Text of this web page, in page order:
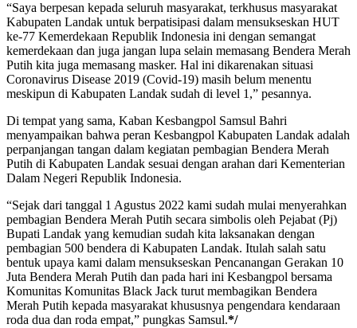
“Saya berpesan kepada seluruh masyarakat, terkhusus masyarakat
Kabupaten Landak untuk berpatisipasi dalam mensukseskan HUT
ke-77 Kemerdekaan Republik Indonesia ini dengan semangat
kemerdekaan dan juga jangan lupa selain memasang Bendera Merah
Putih kita juga memasang masker. Hal ini dikarenakan situasi
Coronavirus Disease 2019 (Covid-19) masih belum menentu
meskipun di Kabupaten Landak sudah di level 1,” pesannya.
Di tempat yang sama, Kaban Kesbangpol Samsul Bahri
menyampaikan bahwa peran Kesbangpol Kabupaten Landak adalah
perpanjangan tangan dalam kegiatan pembagian Bendera Merah
Putih di Kabupaten Landak sesuai dengan arahan dari Kementerian
Dalam Negeri Republik Indonesia.
“Sejak dari tanggal 1 Agustus 2022 kami sudah mulai menyerahkan
pembagian Bendera Merah Putih secara simbolis oleh Pejabat (Pj)
Bupati Landak yang kemudian sudah kita laksanakan dengan
pembagian 500 bendera di Kabupaten Landak. Itulah salah satu
bentuk upaya kami dalam mensukseskan Pencanangan Gerakan 10
Juta Bendera Merah Putih dan pada hari ini Kesbangpol bersama
Komunitas Komunitas Black Jack turut membagikan Bendera
Merah Putih kepada masyarakat khususnya pengendara kendaraan
roda dua dan roda empat,” pungkas Samsul.*/